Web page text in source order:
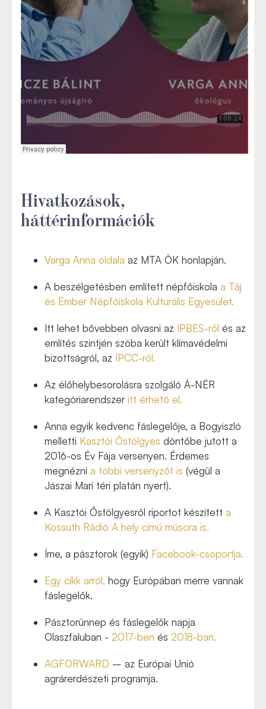
Hivatkozások,
háttérinformációk
Varga Anna oldala az MTA ÖK honlapján.
A beszélgetésben említett népfőiskola a Táj
és Ember Népfőiskola Kulturális Egyesület.
Itt lehet bővebben olvasni az IPBES-ről és az
említés szintjén szóba került klímavédelmi
bizottságról, az IPCC-ről.
Az élőhelybesorolásra szolgáló Á-NÉR
kategóriarendszeritt érhető el.
Anna egyik kedvenc fáslegelője, a Bogyiszló
melletti Kasztói Őstölgyes döntőbe jutott a
2016-os Év Fája versenyen. Érdemes
megnézni a többi versenyzőt is (végül a
Jászai Mari téri platán nyert).
A Kasztói Őstölgyesről riportot készített a
Kossuth Rádió A hely című műsora is.
Íme, a pásztorok (egyik) Facebook-csoportja.
Egy cikk arról, hogy Európában merre vannak
fáslegelők.
Pásztorünnep és fáslegelők napja
Olaszfaluban - 2017-ben és 2018-ban.
AGFORWARD – az Európai Unió
agrárerdészeti programja.